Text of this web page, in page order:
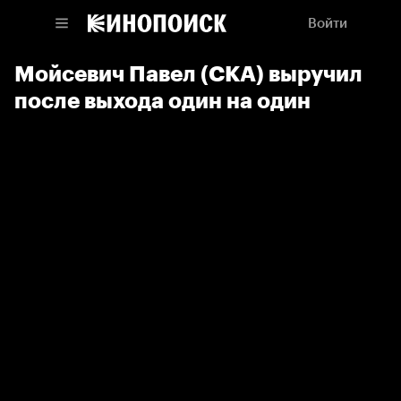
Войти
Мойсевич Павел (СКА) выручил
после выхода один на один